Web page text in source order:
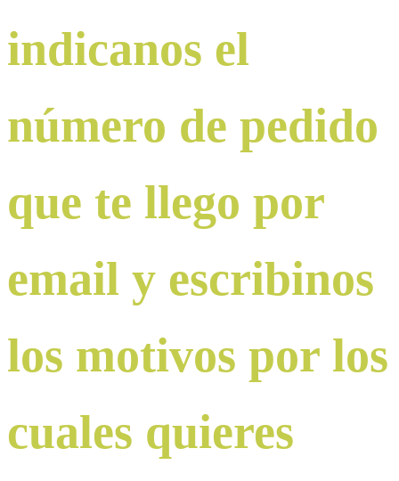
indicanos el
número de pedido
que te llego por
email y escribinos
los motivos por los
cuales quieres